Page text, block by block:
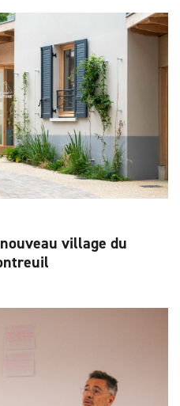
village du